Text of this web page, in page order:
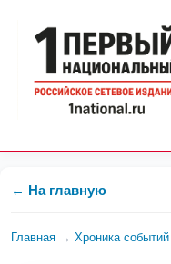
← На главную
Главная → Хроника событий